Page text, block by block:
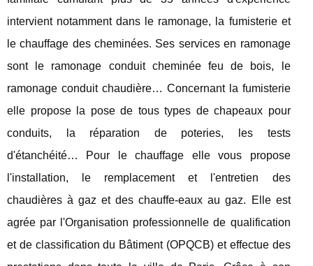
intervient notamment dans le ramonage, la fumisterie et
le chauffage des cheminées. Ses services en ramonage
sont le ramonage conduit cheminée feu de bois, le
ramonage conduit chaudière… Concernant la fumisterie
elle propose la pose de tous types de chapeaux pour
conduits, la réparation de poteries, les tests
d'étanchéité… Pour le chauffage elle vous propose
l'installation, le remplacement et l'entretien des
chaudières à gaz et des chauffe-eaux au gaz. Elle est
agrée par l'Organisation professionnelle de qualification
et de classification du Bâtiment (OPQCB) et effectue des